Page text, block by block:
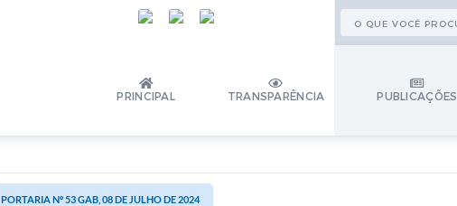
PRINCIPAL TRANSPARÊNCIA PUBLICAÇÕES
PORTARIA Nº 53 GAB, 08 DE JULHO DE 2024